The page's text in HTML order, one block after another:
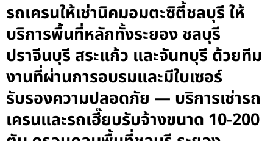
รถเครนให้เช่านิคมอมตะซิตี้ชลบุรี ให้
บริการพื้นที่หลักทั้งระยอง ชลบุรี
ปราจีนบุรี สระแก้ว และจันทบุรี ด้วยทีม
งานที่ผ่านการอบรมและมีใบเซอร์
รับรองความปลอดภัย — บริการเช่ารถ
เครนและรถเฮี๊ยบรับจ้างขนาด 10-200